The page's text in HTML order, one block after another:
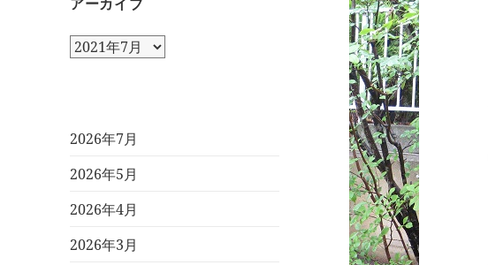
ア
ブ
2026年7月
2026年5月
2026年4月
2026年3月